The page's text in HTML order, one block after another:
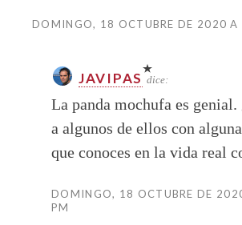
DOMINGO, 18 OCTUBRE DE 2020 A
JAVIPAS dice:
La panda mochufa es
a algunos de ellos con
que conoces en la vida real
DOMINGO, 18 OCTUBRE DE
PM